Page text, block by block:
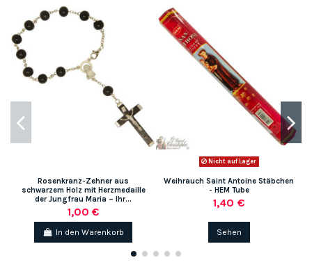
Rosenkranz-Zehner aus
schwarzem Holz mit Herzmedaille
der Jungfrau Maria – Ihr...
1,00 €
In den Warenkorb
Nicht auf Lager
Weihrauch Saint Antoine Stäbchen
- HEM Tube
1,40 €
Sehen